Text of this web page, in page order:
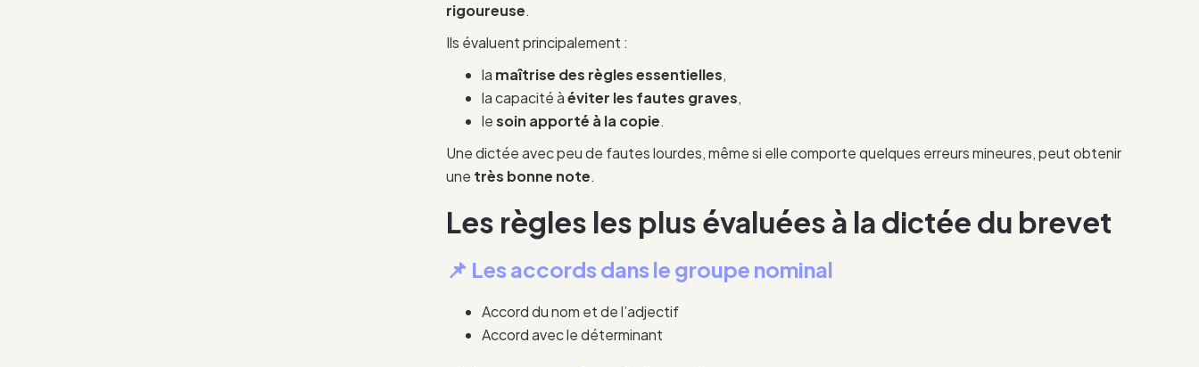
rigoureuse.
Ils évaluent principalement :
la maîtrise des règles essentielles,
la capacité àéviter les fautes graves,
lesoin apporté à la copie.
Une dictée avec peu de fautes lourdes, même si elle comporte quelques erreurs mineures, peut obtenir
une très bonne note.
Les règles les plus évaluées à la dictée du brevet
📌 Les accords dans le groupe nominal
Accord du nom et de l’adjectif
Accord avec le déterminant